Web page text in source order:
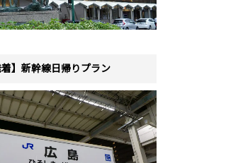
着】新幹線日帰りプラン